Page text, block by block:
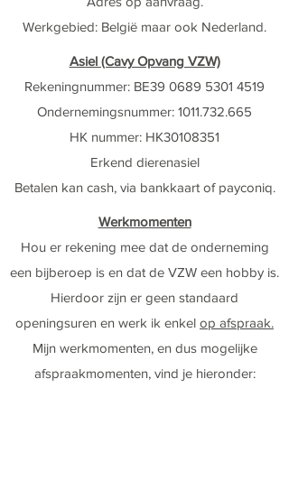
Werkgebied: België maar ook Nederland​.
Asiel (Cavy Opvang VZW)
Rekeningnummer: BE39 0689 5301 4519
Ondernemingsnummer: 1011.732.665
HK nummer: HK30108351
Erkend dierenasiel
Betalen kan cash, via bankkaart of payconiq.
Werkmomenten
Hou er rekening mee dat de onderneming
een bijberoep is en dat de VZW een hobby is.
Hierdoor zijn er geen standaard
openingsuren en werk ik enkel op afspraak.
Mijn werkmomenten, en dus mogelijke
afspraakmomenten, vind je hieronder: